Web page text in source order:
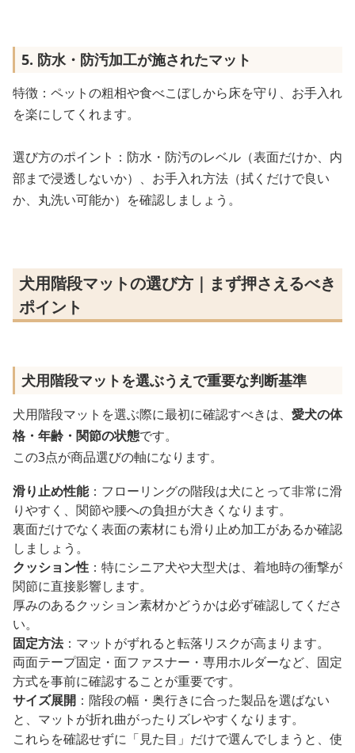
5. 防水・防汚加工が施されたマット
特徴：ペットの粗相や食べこぼしから床を守り、お手入れ
を楽にしてくれます。
選び方のポイント：防水・防汚のレベル（表面だけか、内
部まで浸透しないか）、お手入れ方法（拭くだけで良い
か、丸洗い可能か）を確認しましょう。
犬用階段マットの選び方｜まず押さえるべき
ポイント
犬用階段マットを選ぶうえで重要な判断基準
犬用階段マットを選ぶ際に最初に確認すべきは、 愛犬の体
格・年齢・関節の状態です。
この3点が商品選びの軸になります。
滑り止め性能：フローリングの階段は犬にとって非常に滑
りやすく、関節や腰への負担が大きくなります。
裏面だけでなく表面の素材にも滑り止め加工があるか確認
しましょう。
クッション性 ：特にシニア犬や大型犬は、着地時の衝撃が
関節に直接影響します。
厚みのあるクッション素材かどうかは必ず確認してくださ
い。
固定方法：マットがずれると転落リスクが高まります。
両面テープ固定・面ファスナー・専用ホルダーなど、固定
方式を事前に確認することが重要です。
サイズ展開 ：階段の幅・奥行きに合った製品を選ばない
と、マットが折れ曲がったりズレやすくなります。
これらを確認せずに「見た目」だけで選んでしまうと、使